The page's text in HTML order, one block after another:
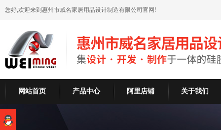
您好,欢迎来到惠州市威名家居用品设计制造有限公司官网!
网站首页 产品中心 阿里店铺 关于我们